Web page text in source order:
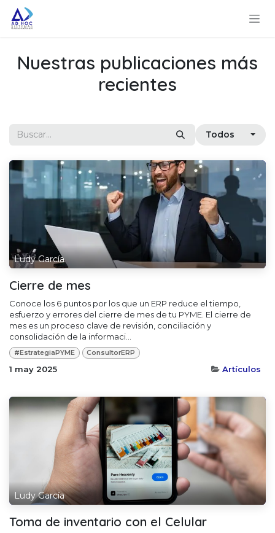
Ir al contenido
Nuestras publicaciones más
recientes
Todos
Ludy García
Cierre de mes
Conoce los 6 puntos por los que un ERP reduce el tiempo,
esfuerzo y errores del cierre de mes de tu PYME. El cierre de
mes es un proceso clave de revisión, conciliación y
consolidación de la informaci...
#EstrategiaPYME ConsultorERP
1 may 2025 Artículos
Ludy García
Toma de inventario con el Celular